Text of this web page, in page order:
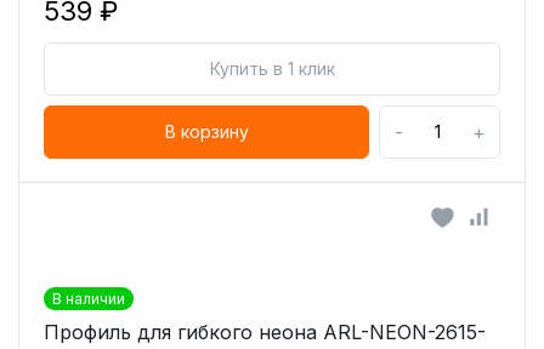
539 ₽
Купить в 1 клик
В корзину - +
В наличии
Профиль для гибкого неона ARL-NEON-2615-